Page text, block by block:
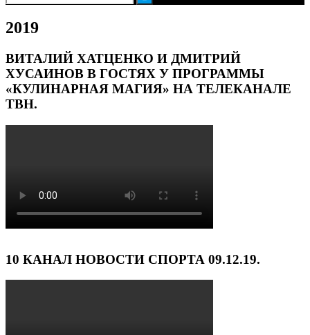
2019
ВИТАЛИЙ ХАТЦЕНКО И ДМИТРИЙ
ХУСАИНОВ В ГОСТЯХ У ПРОГРАММЫ
«КУЛИНАРНАЯ МАГИЯ» НА ТЕЛЕКАНАЛЕ
ТВН.
10 КАНАЛ НОВОСТИ СПОРТА 09.12.19.